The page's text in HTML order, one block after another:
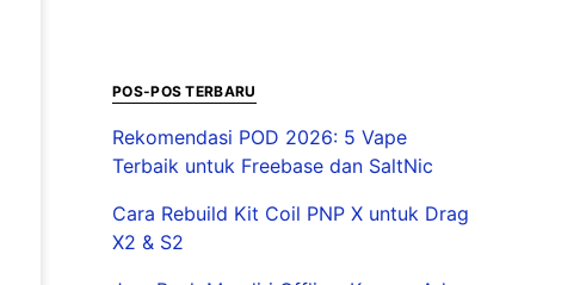
POS-POS TERBARU
Rekomendasi POD 2026: 5 Vape
Terbaik untuk Freebase dan SaltNic
Cara Rebuild Kit Coil PNP X untuk Drag
X2 & S2